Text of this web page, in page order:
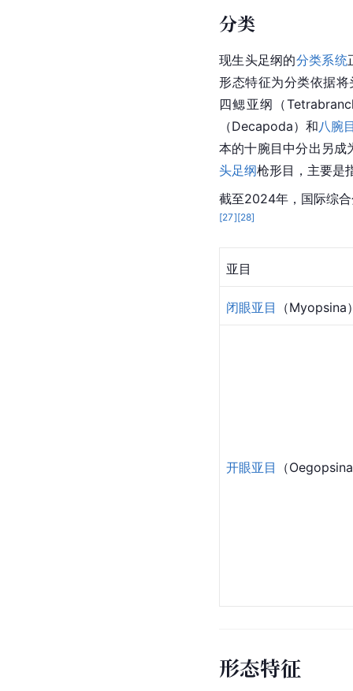
分类
现生头足纲的分类系统
形态特征为分类依据
四鳃亚纲（
（Decapoda）和八腕
本的十腕目中分出另
头足纲枪形目，主要是
截至2024年，国际综
[27][28]
亚目
闭眼亚目 （Myopsina
开眼亚目 （
形态特征